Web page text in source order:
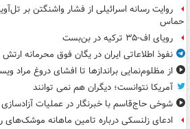
روایت رسانه اسرائیلی از فشار واشنگتن بر
حماس
رویای اف-۳۵ ترکیه در بن‌بست
نفوذ اطلاعاتی ایران در یگان فوق محرمانه ارتش
از مظلوم‌نمایی براندازها تا افشای دروغ مراد
آمریکا نتوانست؛ دیگران هم نمی توانند
شوخی حاج‌قاسم با خبرنگار در عملیات
ادعای زلنسکی درباره تامین ماهانه موشک‌های